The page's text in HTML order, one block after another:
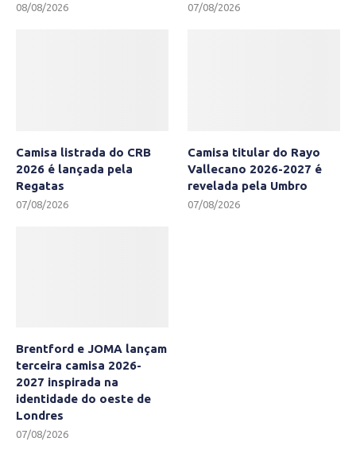
08/08/2026 07/08/2026
Camisa listrada do CRB
2026 é lançada pela
Regatas
07/08/2026
Camisa titular do Rayo
Vallecano 2026-2027 é
revelada pela Umbro
07/08/2026
Brentford e JOMA lançam
terceira camisa 2026-
2027 inspirada na
identidade do oeste de
Londres
07/08/2026